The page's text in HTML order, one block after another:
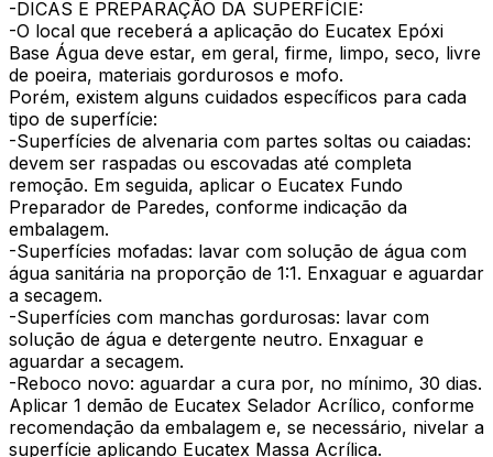
-DICAS E PREPARAÇÃO DA SUPERFÍCIE:
-O local que receberá a aplicação do Eucatex Epóxi
Base Água deve estar, em geral, firme, limpo, seco, livre
de poeira, materiais gordurosos e mofo.
Porém, existem alguns cuidados específicos para cada
tipo de superfície:
-Superfícies de alvenaria com partes soltas ou caiadas:
devem ser raspadas ou escovadas até completa
remoção. Em seguida, aplicar o Eucatex Fundo
Preparador de Paredes, conforme indicação da
embalagem.
-Superfícies mofadas: lavar com solução de água com
água sanitária na proporção de 1:1. Enxaguar e aguardar
a secagem.
-Superfícies com manchas gordurosas: lavar com
solução de água e detergente neutro. Enxaguar e
aguardar a secagem.
-Reboco novo: aguardar a cura por, no mínimo, 30 dias.
Aplicar 1 demão de Eucatex Selador Acrílico, conforme
recomendação da embalagem e, se necessário, nivelar a
superfície aplicando Eucatex Massa Acrílica.